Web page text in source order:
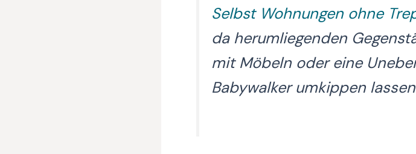
Selbst Wohnungen ohne
da herumliegenden
mit Möbeln oder eine
Babywalker umkippen